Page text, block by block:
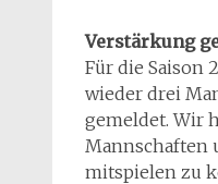
Verstärkung
Für die Saison
wieder drei
gemeldet. Wir
Mannschaften
mitspielen zu